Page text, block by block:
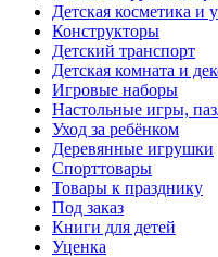
Детская косметика и
Конструкторы
Детский транспорт
Детская комната и
Игровые наборы
Настольные игры,
Уход за ребёнком
Деревянные игрушки
Спорттовары
Товары к празднику
Под заказ
Книги для детей
Уценка